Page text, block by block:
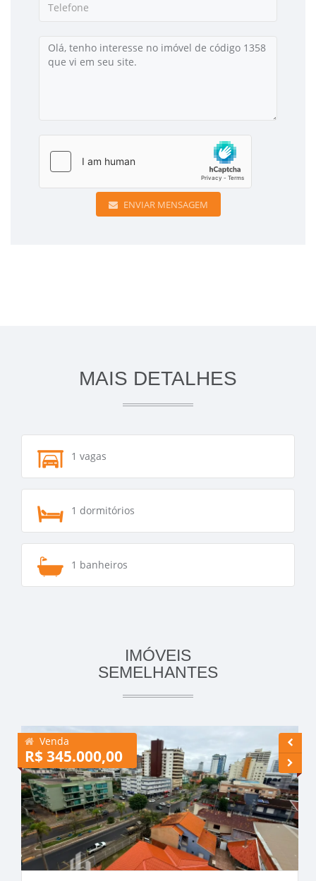
ENVIAR MENSAGEM
MAIS DETALHES
1 vagas
1 dormitórios
1 banheiros
IMÓVEIS
SEMELHANTES
Venda
R$ 345.000,00